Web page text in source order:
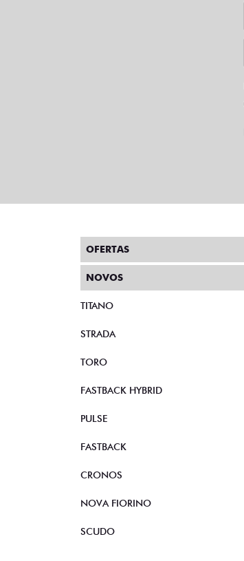
OFERTAS
NOVOS
TITANO
STRADA
TORO
FASTBACK HYBRID
PULSE
FASTBACK
CRONOS
NOVA FIORINO
SCUDO